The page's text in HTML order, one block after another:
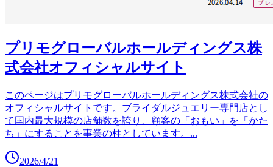
プリモグローバルホールディングス株
式会社オフィシャルサイト
このページはプリモグローバルホールディングス株式会社の
オフィシャルサイトです。ブライダルジュエリー専門店とし
て国内最大規模の店舗数を誇り、顧客の「おもい」を「かた
ち」にすることを事業の柱としています。 ...
2026/4/21